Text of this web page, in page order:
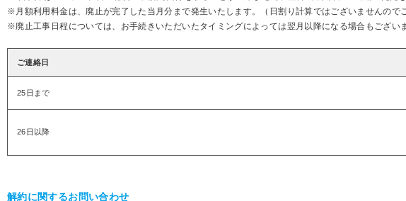
※月額利用料金は、廃止が完了した当月分まで発生いたします。（日割り計算ではございませんので
※廃止工事日程については、お手続きいただいたタイミングによっては翌月以降になる場合もござい
ご連絡日
25日まで
26日以降
解約に関するお問い合わせ